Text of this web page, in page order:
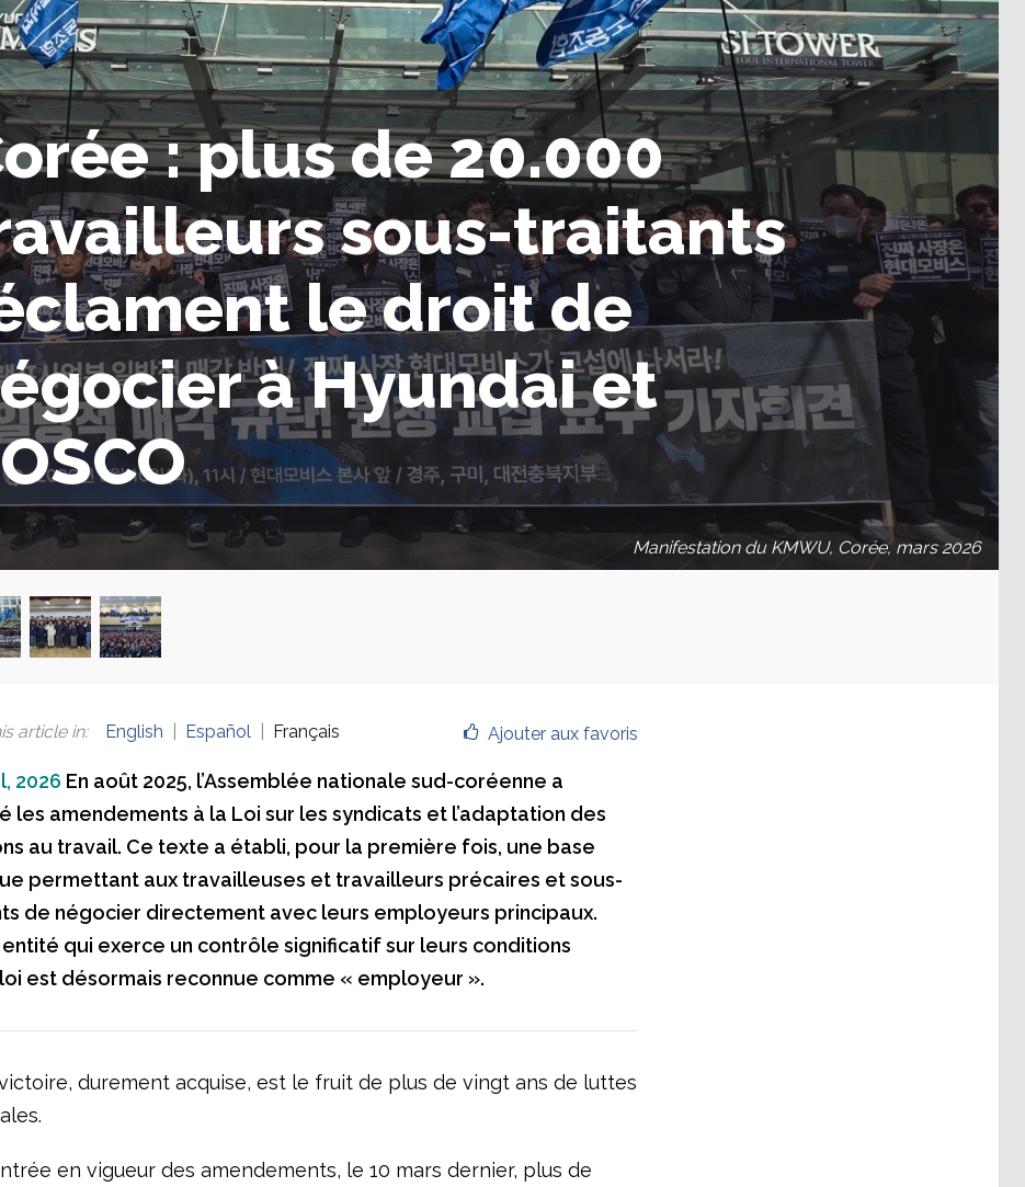
: plus de 20.000
sous-traitants
le droit de
à Hyundai et
Manifestation du KMWU, Corée, mars 2026
Ajouter aux favoris
article in: English Español Français
2026 En août 2025, l’Assemblée nationale sud-coréenne a
les amendements à la Loi sur les syndicats et l’adaptation des
au travail. Ce texte a établi, pour la première fois, une base
permettant aux travailleuses et travailleurs précaires et sous-
de négocier directement avec leurs employeurs principaux.
qui exerce un contrôle significatif sur leurs conditions
est désormais reconnue comme « employeur ».
durement acquise, est le fruit de plus de vingt ans de luttes
en vigueur des amendements, le 10 mars dernier, plus de